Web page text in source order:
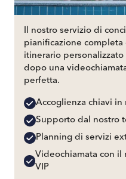
Il nostro servizio di
pianificazione completa
itinerario
dopo una
perfetta.
Accoglienza chiavi in
Supporto dal nostro
Planning di servizi
Videochiamata con il
VIP